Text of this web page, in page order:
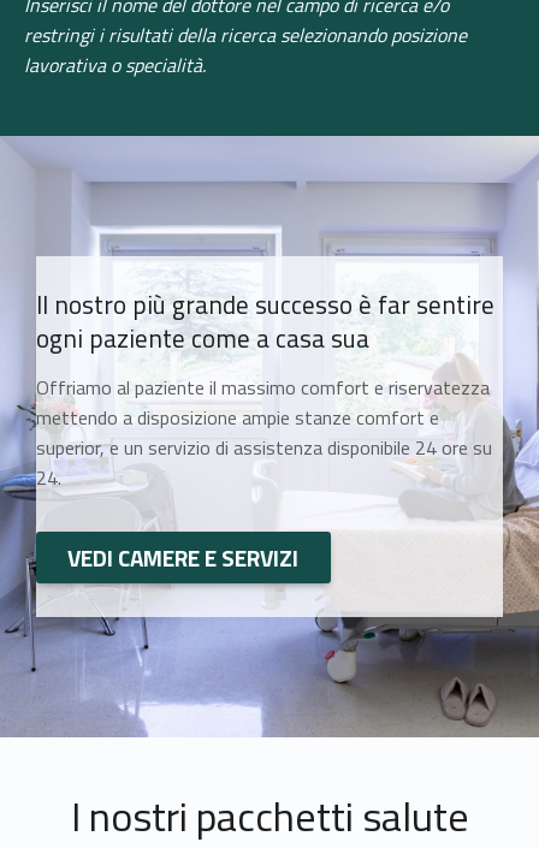
restringi i risultati della ricerca selezionando posizione
lavorativa o specialità.
Il nostro più grande successo è far sentire
ogni paziente come a casa sua
Offriamo al paziente il massimo comfort e riservatezza
mettendo a disposizione ampie stanze comfort e
superior, e un servizio di assistenza disponibile 24 ore su
24.
VEDI CAMERE E SERVIZI
I nostri pacchetti salute